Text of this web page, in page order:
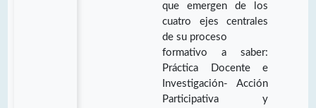
que emergen de los
cuatro ejes centrales
de su proceso
formativo a saber:
Práctica Docente e
Investigación- Acción
Participativa y